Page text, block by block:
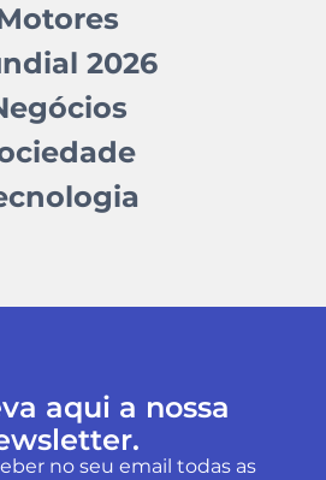
2026
aqui a nossa
no seu email todas as